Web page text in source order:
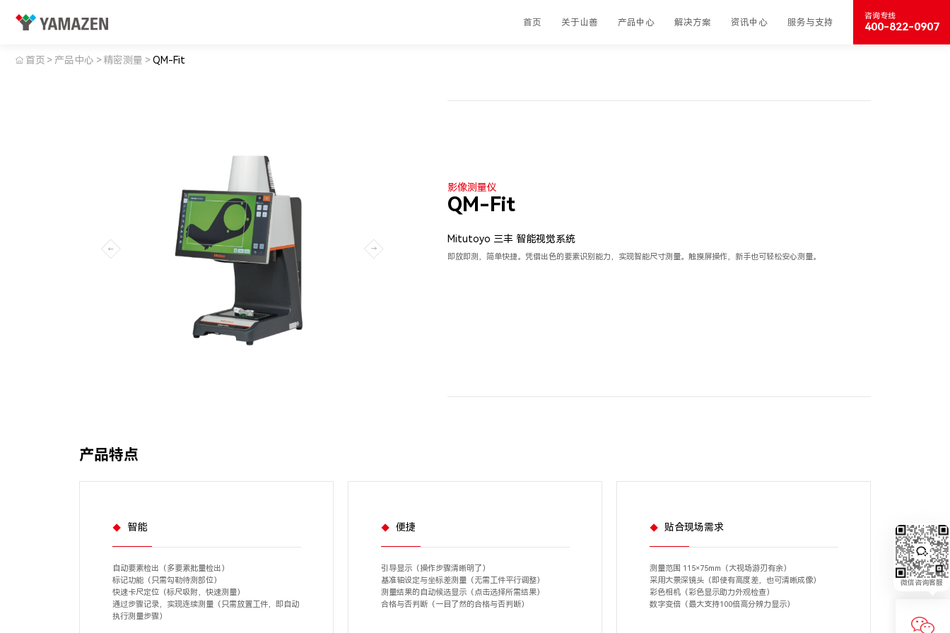
首页 关于山善 产品中心 解决方案 资讯中心 服务与支持
咨询专线
400-822-0907
微信咨询客服
首页 > 产品中心 > 精密测量 >QM-Fit
影像测量仪
QM-Fit
Mitutoyo 三丰 智能视觉系统
即放即测，简单快捷。凭借出色的要素识别能力，实现智能尺寸测量。触摸屏操作，新手也可轻松安心测量。
产品特点
智能
自动要素检出（多要素批量检出）
标记功能（只需勾勒待测部位）
快速卡尺定位（标尺吸附，快速测量）
通过步骤记录，实现连续测量（只需放置工件，即自动
执行测量步骤）
便捷
引导显示（操作步骤清晰明了）
基准轴设定与坐标差测量（无需工件平行调整）
测量结果的自动候选显示（点击选择所需结果）
合格与否判断（一目了然的合格与否判断）
贴合现场需求
测量范围 115×75mm（大视场游刃有余）
采用大景深镜头（即使有高度差，也可清晰成像）
彩色相机（彩色显示助力外观检查）
数字变倍（最大支持100倍高分辨力显示）